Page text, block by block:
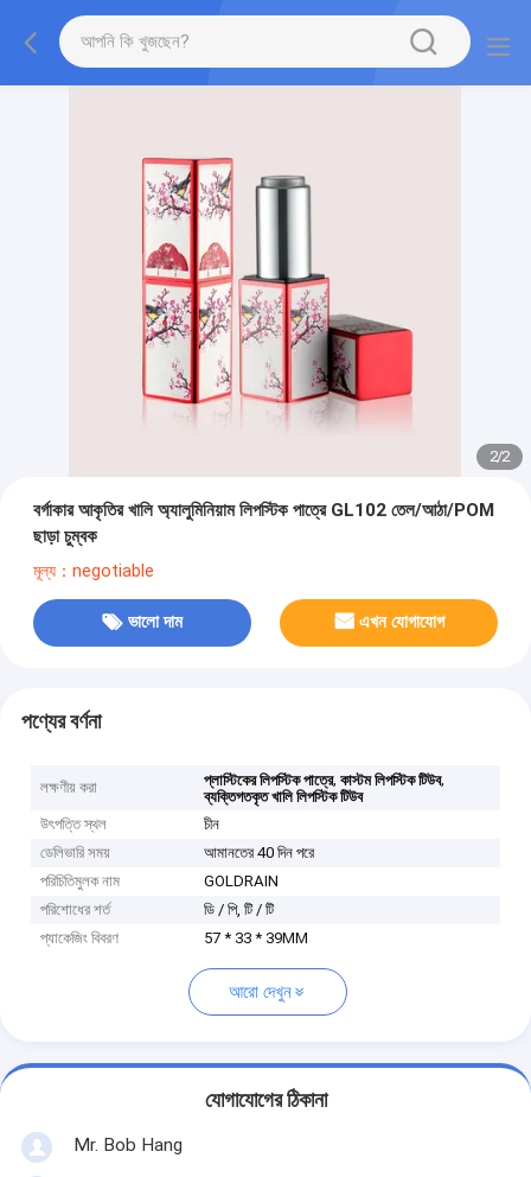
2/2
বর্গাকার আকৃতির খালি অ্যালুমিনিয়াম লিপস্টিক পাত্রে GL102 তেল/আঠা/POM
ছাড়া চুম্বক
মূল্য：negotiable
ভালো দাম এখন যোগাযোগ
পণ্যের বর্ণনা
লক্ষণীয় করা প্লাস্টিকের লিপস্টিক পাত্রে,কাস্টম লিপস্টিক টিউব,
ব্যক্তিগতকৃত খালি লিপস্টিক টিউব
উৎপত্তি স্থল
চীন
ডেলিভারি সময়
আমানতের 40 দিন পরে
পরিচিতিমুলক নাম
GOLDRAIN
পরিশোধের শর্ত
ডি / পি, টি / টি
প্যাকেজিং বিবরণ
57 * 33 * 39MM
আরো দেখুন
যোগাযোগের ঠিকানা
Mr. Bob Hang